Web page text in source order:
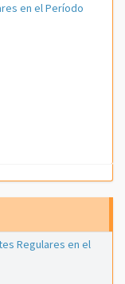
en el Período
Regulares en el